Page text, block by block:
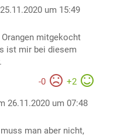
um 15:49
mitgekocht
ist mir bei diesem
-0 +2
26.11.2020 um 07:48
man aber nicht,